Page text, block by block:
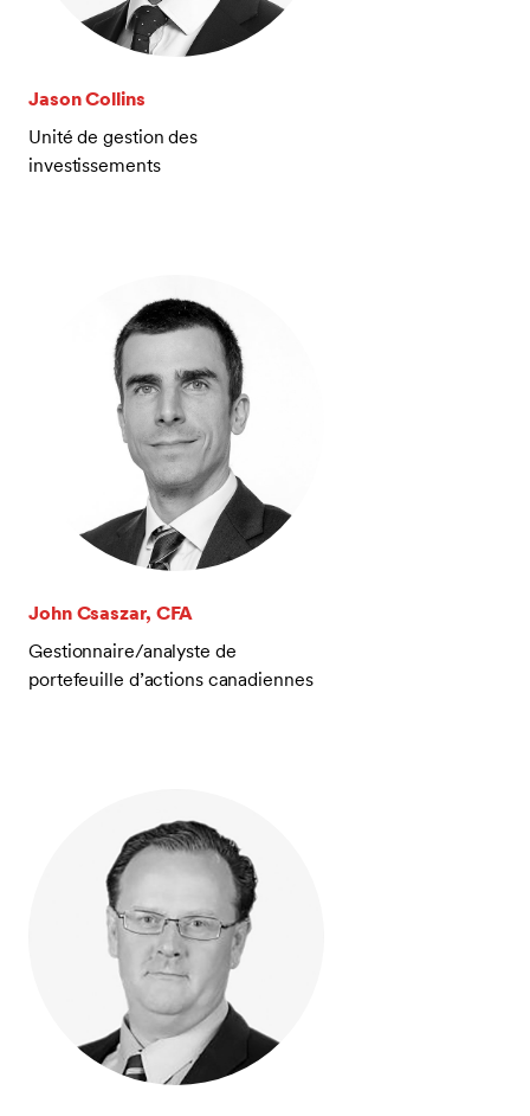
Jason Collins
Unité de gestion des
investissements
John Csaszar, CFA
Gestionnaire/analyste de
portefeuille d’actions canadiennes